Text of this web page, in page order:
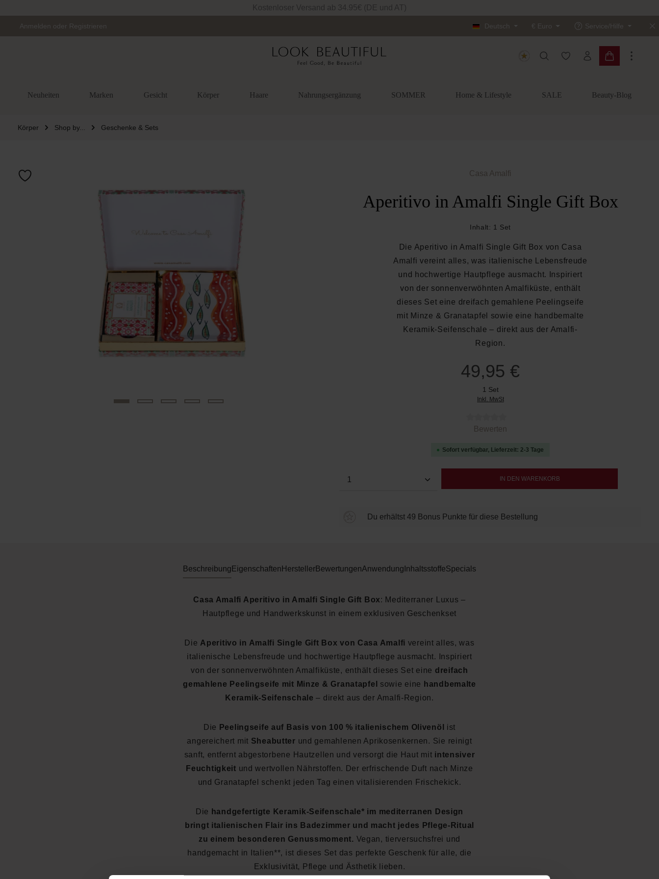
Kostenloser Versand ab 34.95€ (DE und AT)
Anmelden oder Registrieren Deutsch € Euro Service/Hilfe
Du hast 0 Produkte auf
Warenkorb
Neuheiten Marken Gesicht Körper Haare Nahrungsergänzung SOMMER Home & Lifestyle SALE Beauty-Blog
Körper Shop by... Geschenke & Sets
Casa Amalfi
Aperitivo in Amalfi Single Gift Box
Inhalt: 1 Set
Die Aperitivo in Amalfi Single Gift Box von Casa
Amalfi vereint alles, was italienische Lebensfreude
und hochwertige Hautpflege ausmacht. Inspiriert
von der sonnenverwöhnten Amalfiküste, enthält
dieses Set eine dreifach gemahlene Peelingseife
mit Minze & Granatapfel sowie eine handbemalte
Keramik-Seifenschale – direkt aus der Amalfi-
Region.
49,95 €
1 Set
Inkl. MwSt
Durchschnittliche Bewertung von 0 von 5 Sternen
Bewerten
Sofort verfügbar, Lieferzeit: 2-3 Tage
Produkt Anzahl: Gib den gewünschten Wert ein oder
IN DEN WARENKORB
Du erhältst 49 Bonus Punkte für diese Bestellung
Beschreibung Eigenschaften HerstellerBewertungenAnwendung InhaltsstoffeSpecials
Casa Amalfi Aperitivo in Amalfi Single Gift Box: Mediterraner Luxus –
Hautpflege und Handwerkskunst in einem exklusiven Geschenkset
Die Aperitivo in Amalfi Single Gift Box von Casa Amalfi vereint alles, was
italienische Lebensfreude und hochwertige Hautpflege ausmacht. Inspiriert
von der sonnenverwöhnten Amalfiküste, enthält dieses Set eine dreifach
gemahlene Peelingseife mit Minze & Granatapfel
sowie eine handbemalte
Keramik-Seifenschale – direkt aus der Amalfi-Region.
Die Peelingseife auf Basis von 100 % italienischem Olivenöl
ist
angereichert mit Sheabutter und gemahlenen Aprikosenkernen. Sie reinigt
sanft, entfernt abgestorbene Hautzellen und versorgt die Haut mit intensiver
Feuchtigkeit und wertvollen Nährstoffen. Der erfrischende Duft nach Minze
und Granatapfel schenkt jeden Tag einen vitalisierenden Frischekick.
Die handgefertigte Keramik-Seifenschale* im mediterranen Design
bringt italienischen Flair ins Badezimmer und macht jedes Pflege-Ritual
zu einem besonderen Genussmoment. Vegan, tierversuchsfrei und
handgemacht in Italien**, ist dieses Set das perfekte Geschenk für alle, die
Exklusivität, Pflege und Ästhetik lieben.